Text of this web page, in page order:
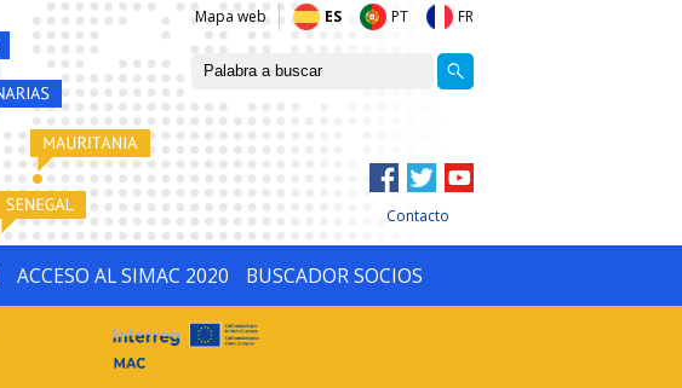
Mapa web ES PT FR
Contacto
ACCESO AL SIMAC 2020 BUSCADOR SOCIOS